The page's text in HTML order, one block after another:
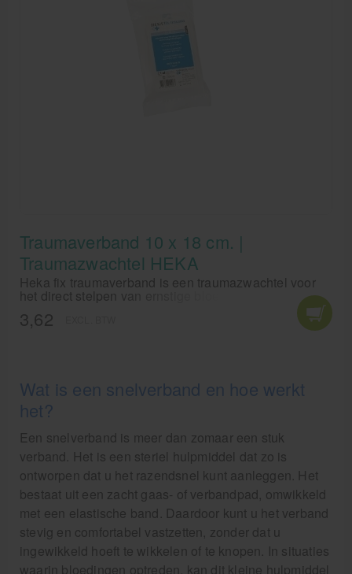
Traumaverband 10 x 18 cm. |
Traumazwachtel HEKA
Heka fix traumaverband is een traumazwachtel voor
het direct stelpen van ernstige bloedingen.
3,62
Wat is een snelverband en hoe werkt
het?
Een snelverband is meer dan zomaar een stuk
verband. Het is een steriel hulpmiddel dat zo is
ontworpen dat u het razendsnel kunt aanleggen. Het
bestaat uit een zacht gaas- of verbandpad, omwikkeld
met een elastische band. Daardoor kunt u het verband
stevig en comfortabel vastzetten, zonder dat u
ingewikkeld hoeft te wikkelen of te knopen. In situaties
waarin bloedingen optreden, kan dit kleine hulpmiddel